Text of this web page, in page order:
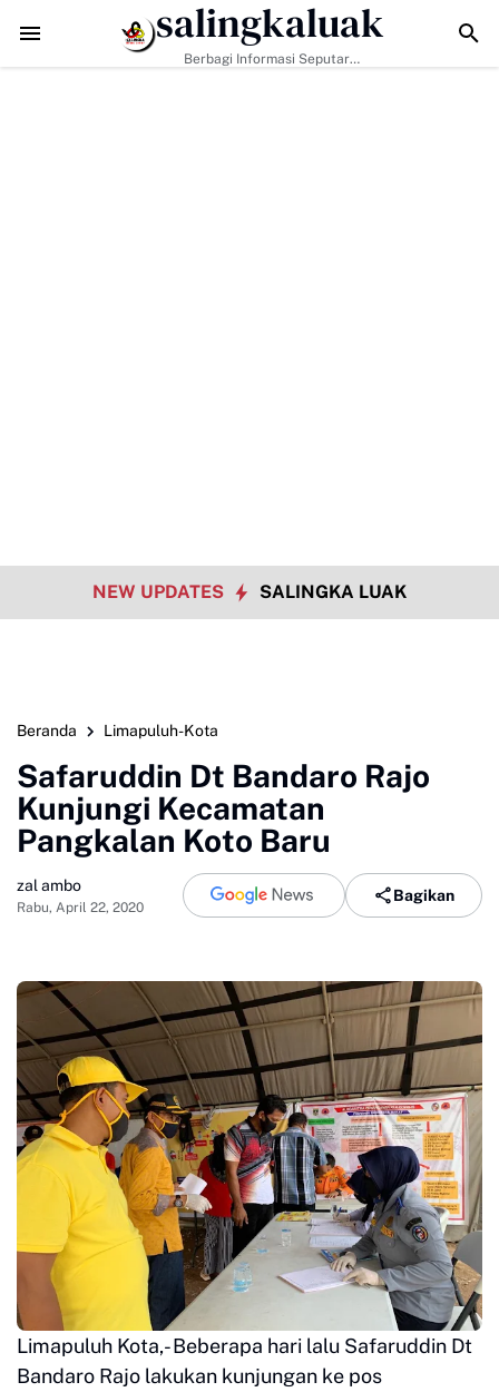
Miskin Tak Terlewat BantuanTMMD ke-129 Kodim 0306/50
salingkaluak
Berbagi Informasi Seputar
NEW UPDATES SALINGKA LUAK
Beranda Limapuluh-Kota
Safaruddin Dt Bandaro Rajo
Kunjungi Kecamatan
Pangkalan Koto Baru
zal ambo
Rabu, April 22, 2020
Bagikan
Limapuluh Kota,- Beberapa hari lalu Safaruddin Dt
Bandaro Rajo lakukan kunjungan ke pos